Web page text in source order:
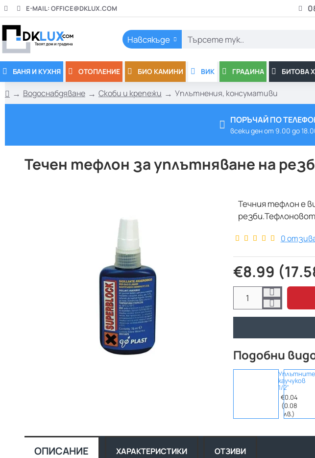
E-MAIL: OFFICE@DKLUX.COM
Навсякъде
Търсете
БАНЯ И КУХНЯ ОТОПЛЕНИЕ БИО КАМИНИ ВИК ГРАДИНА БИТОВА
h
Водоснабдяване Скоби и крепежи Уплътнения, консумативи
ПОРЪЧАЙ ПО
всеки ден от 9.00 до
Течен тефлон за уплътняване на
Течния тефлон е
0
€8.99
Подобни
каучуков
1/2"
€0.04
(0.08
лв.)
ОПИСАНИЕ ХАРАКТЕРИСТИКИ ОТЗИВИ